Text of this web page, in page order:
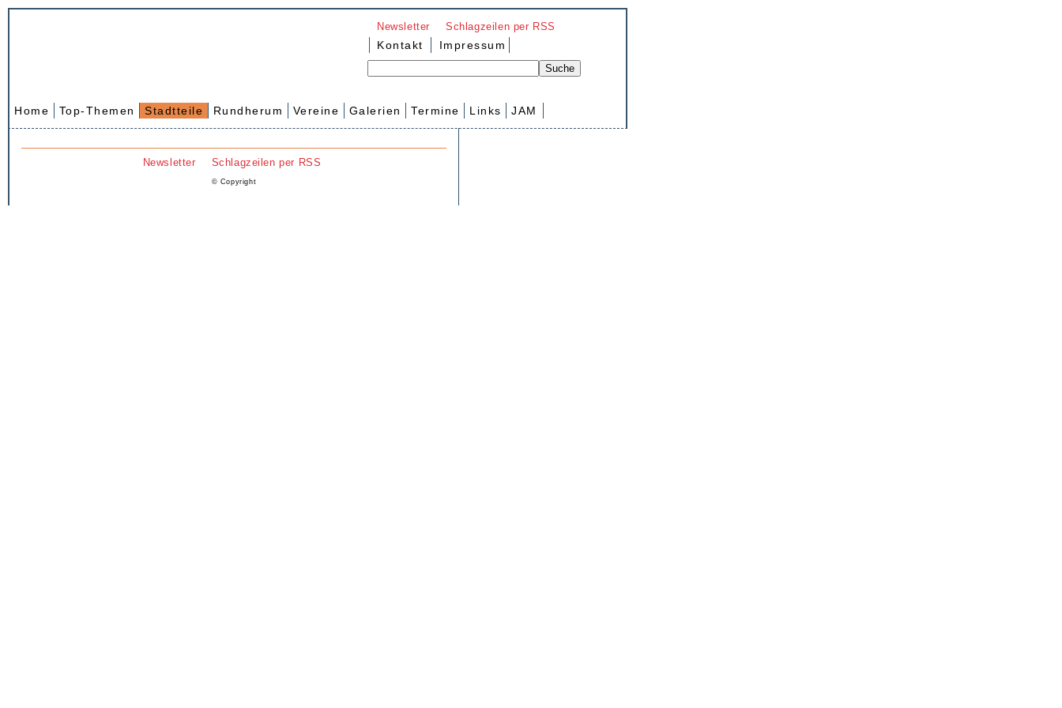
Newsletter Schlagzeilen per RSS
Kontakt Impressum
Home Top-Themen Stadtteile Rundherum Vereine Galerien Termine Links JAM
Newsletter Schlagzeilen per RSS
© Copyright